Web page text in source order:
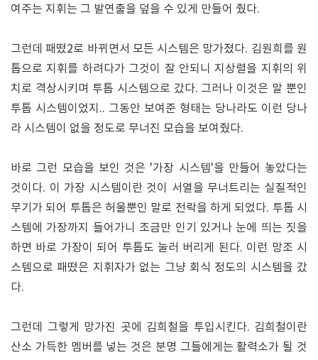
여주는 지휘는 그 발연출을 덮을 수 있게 만들어 줬다.
그런데 패떴2로 바뀌면서 모든 시스템은 망가졌다. 김원희를 원
톱으로 지휘를 하려다가 그것이 잘 안되니 지상렬을 지휘의 위
치로 격상시키며 투톱 시스템으로 갔다. 그러나 이것은 말 뿐인
투톱 시스템이었지.. 그동안 보여준 형태는 당나라도 이런 당나
라 시스템이 없을 정도로 무너진 모습을 보여줬다.
바로 그런 모습을 보인 것은 '가장 시스템'을 만들어 놓았다는
것이다. 이 가장 시스템이란 것이 서열을 무너트리는 실질적인
무기가 되어 투톱은 허울뿐인 말로 전락을 하게 되었다. 투톱 시
스템에 가장까지 들어가니 조금만 인기 있거나 눈에 띄는 짓을
하면 바로 가장이 되어 투톱도 눌러 버리게 된다. 이런 망조 시
스템으로 패떴은 지휘자가 없는 그냥 회식 정도의 시스템을 갔
다.
그런데 그렇게 망가진 곳에 김희철을 투입시킨다. 김희철이란
산소 가득한 멤버를 넣는 것은 분명 그들에게는 활력소가 될 것